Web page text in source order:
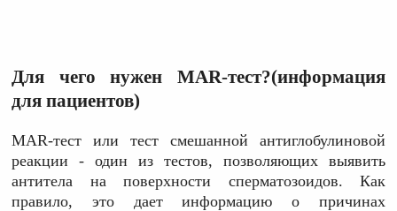
Для чего нужен МАR-тест?(информация
для пациентов)
MAR-тест или тест смешанной антиглобулиновой
реакции - один из тестов, позволяющих выявить
антитела на поверхности сперматозоидов. Как
правило, это дает информацию о причинах